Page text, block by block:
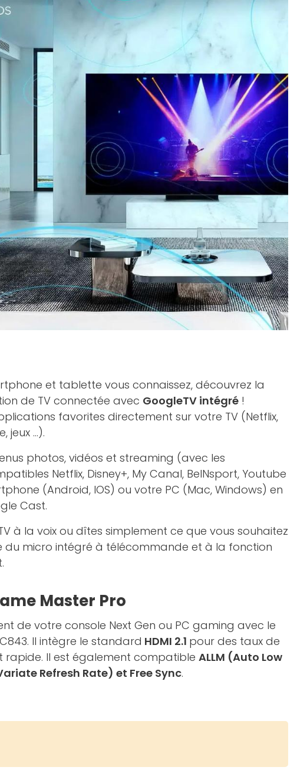
et tablette vous connaissez, découvrez la
de TV connectée avec GoogleTV intégré !
favorites directement sur votre TV (Netflix,
jeux ...).
photos, vidéos et streaming (avec les
Netflix, Disney+, My Canal, BeINsport, Youtube
(Android, IOS) ou votre PC (Mac, Windows) en
Cast.
à la voix ou dîtes simplement ce que vous souhaitez
du micro intégré à télécommande et à la fonction
Master Pro
de votre console Next Gen ou PC gaming avec le
Il intègre le standard HDMI 2.1 pour des taux de
rapide. Il est également compatible ALLM (Auto Low
Refresh Rate) et Free Sync.